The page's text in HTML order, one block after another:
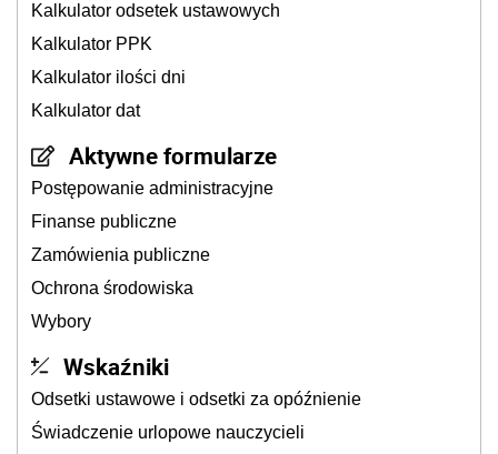
Kalkulator odsetek ustawowych
Kalkulator PPK
Kalkulator ilości dni
Kalkulator dat
Aktywne formularze
Postępowanie administracyjne
Finanse publiczne
Zamówienia publiczne
Ochrona środowiska
Wybory
Wskaźniki
Odsetki ustawowe i odsetki za opóźnienie
Świadczenie urlopowe nauczycieli